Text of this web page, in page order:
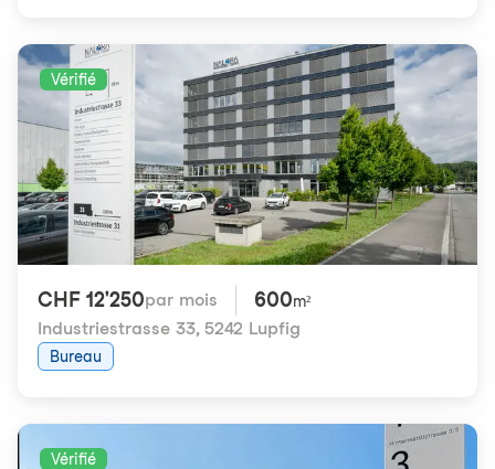
Vérifié
CHF 12'250par mois 600m²
Industriestrasse 33, 5242 Lupfig
Bureau
Vérifié